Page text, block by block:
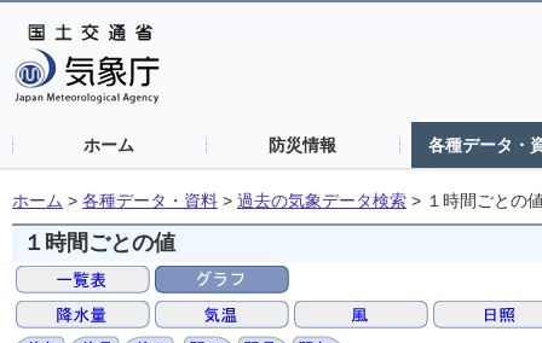
ホーム 防災情報 各種データ・
ホーム > 各種データ・資料 > 過去の気象データ検索 > １時間ごとの
１時間ごとの値